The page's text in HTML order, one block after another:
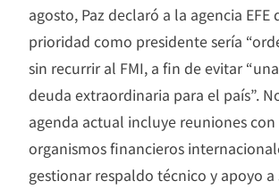
agosto, Paz declaró a la agencia EFE
prioridad como presidente sería
sin recurrir al FMI, a fin de evitar
deuda extraordinaria para el país”.
agenda actual incluye reuniones
organismos financieros
gestionar respaldo técnico y apoyo a